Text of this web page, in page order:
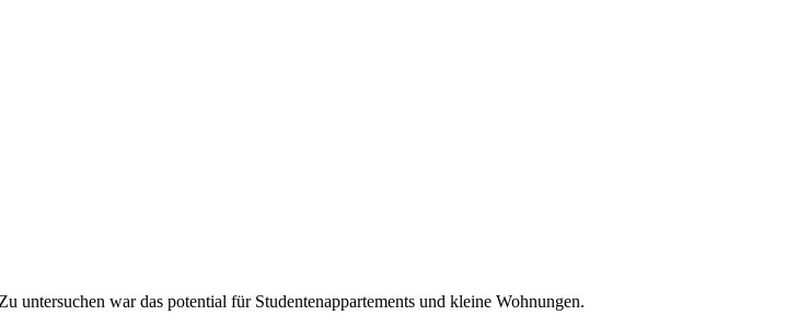
war das potential für Studentenappartements und kleine Wohnungen.